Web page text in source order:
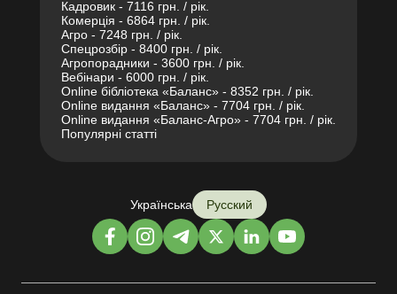
Кадровик - 7116 грн. / рік.
Комерція - 6864 грн. / рік.
Агро - 7248 грн. / рік.
Спецрозбір - 8400 грн. / рік.
Агропорадники - 3600 грн. / рік.
Вебінари - 6000 грн. / рік.
Online бібліотека «Баланс» - 8352 грн. / рік.
Online видання «Баланс» - 7704 грн. / рік.
Online видання «Баланс-Агро» - 7704 грн. / рік.
Популярні статті
Українська Русский